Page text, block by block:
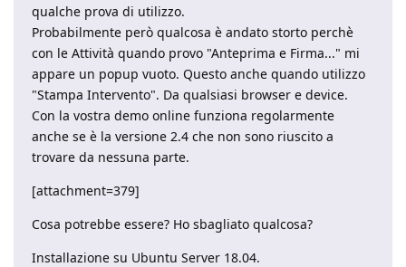
qualche prova di utilizzo.
Probabilmente però qualcosa è andato storto perchè
con le Attività quando provo "Anteprima e Firma..." mi
appare un popup vuoto. Questo anche quando utilizzo
"Stampa Intervento". Da qualsiasi browser e device.
Con la vostra demo online funziona regolarmente
anche se è la versione 2.4 che non sono riuscito a
trovare da nessuna parte.
[attachment=379]
Cosa potrebbe essere? Ho sbagliato qualcosa?
Installazione su Ubuntu Server 18.04.